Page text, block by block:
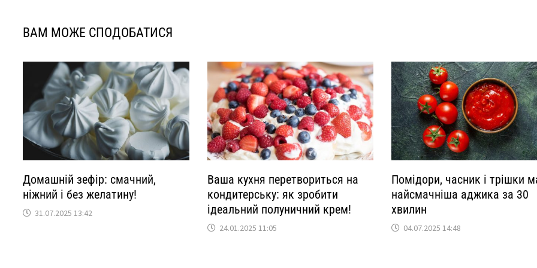
ВАМ МОЖЕ СПОДОБАТИСЯ
Домашній зефір: смачний,
ніжний і без желатину!
31.07.2025 13:42
Ваша кухня перетвориться на
кондитерську: як зробити
ідеальний полуничний крем!
24.01.2025 11:05
Помідори, часник і трішки
найсмачніша аджика за 30
хвилин
04.07.2025 14:48